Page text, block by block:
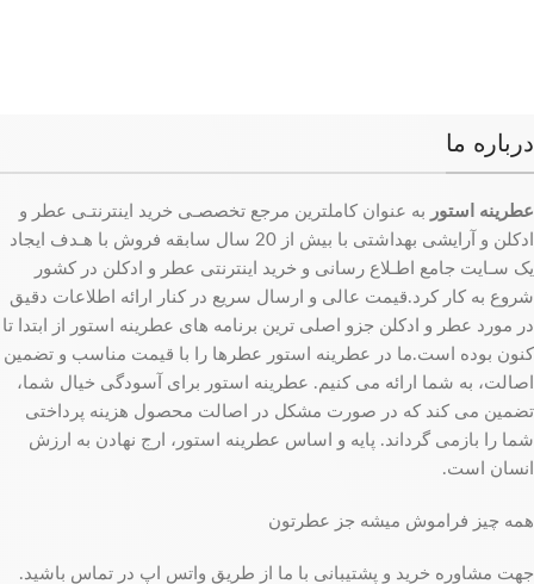
درباره ما
عطرینه استور به عنوان کاملترین مرجع تخصصـی خرید اینترنتـی عطر و
ادکلن و آرایشی بهداشتی با بیش از 20 سال سابقه فروش با هـدف ایجاد
یک سـایت جامع اطـلاع رسانی و خرید اینترنتی عطر و ادکلن در کشور
شروع به کار کرد.قیمت عالی و ارسال سریع در کنار ارائه اطلاعات دقیق
در مورد عطر و ادکلن جزو اصلی ترین برنامه های عطرینه استور از ابتدا تا
کنون بوده است.ما در عطرینه استور عطرها را با قیمت مناسب و تضمین
اصالت، به شما ارائه می کنیم. عطرینه استور برای آسودگی خیال شما،
تضمین می کند که در صورت مشکل در اصالت محصول هزینه پرداختی
شما را بازمی گرداند. پایه و اساس عطرینه استور، ارج نهادن به ارزش
انسان است.
همه چیز فراموش میشه جز عطرتون
جهت مشاوره خرید و پشتیبانی با ما از طریق واتس اپ در تماس باشید.